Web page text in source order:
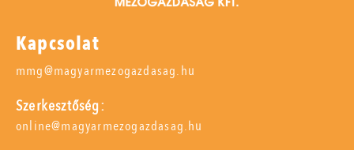
Kapcsolat
mmg@magyarmezogazdasag.hu
Szerkesztőség:
online@magyarmezogazdasag.hu